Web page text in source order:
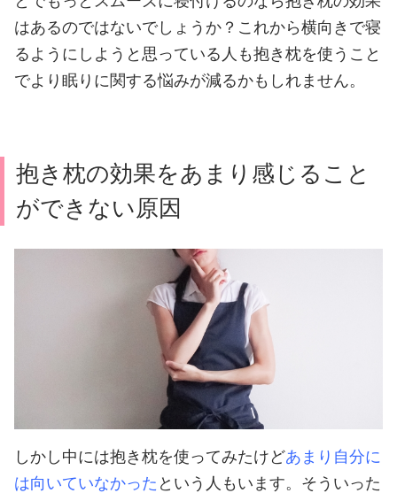
はあるのではないでしょうか？ これから横向きで寝
るようにしようと思っている人も抱き枕を使うこと
でより眠りに関する悩みが減るかもしれません。
抱き枕の効果をあまり感じること
ができない原因
しかし中には抱き枕を使ってみたけどあまり自分に
は向いていなかった という人もいます。 そういった